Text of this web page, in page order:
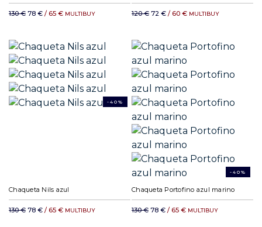
130 € 78 € / 65 € MULTIBUY 120 € 72 € / 60 € MULTIBUY
-40%
Chaqueta Nils azul
130 € 78 € / 65 € MULTIBUY
-40%
Chaqueta Portofino azul marino
130 € 78 € / 65 € MULTIBUY